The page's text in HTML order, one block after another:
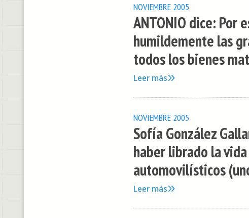
NOVIEMBRE 2005
ANTONIO dice: Por
humildemente las
todos los bienes
Leer más
NOVIEMBRE 2005
Sofía González
haber librado la
automovilísticos
Leer más